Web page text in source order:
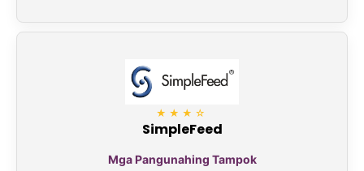
★★★☆
SimpleFeed
Mga Pangunahing Tampok